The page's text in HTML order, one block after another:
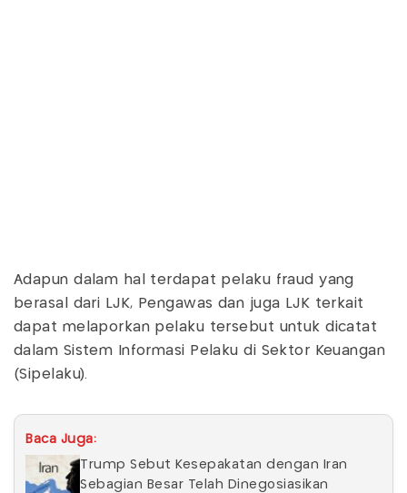
Adapun dalam hal terdapat pelaku fraud yang
berasal dari LJK, Pengawas dan juga LJK terkait
dapat melaporkan pelaku tersebut untuk dicatat
dalam Sistem Informasi Pelaku di Sektor Keuangan
(Sipelaku).
Baca Juga:
Trump Sebut Kesepakatan dengan Iran
Sebagian Besar Telah Dinegosiasikan